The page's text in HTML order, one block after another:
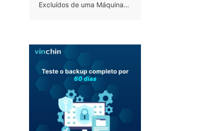
Excluídos de uma Máquina